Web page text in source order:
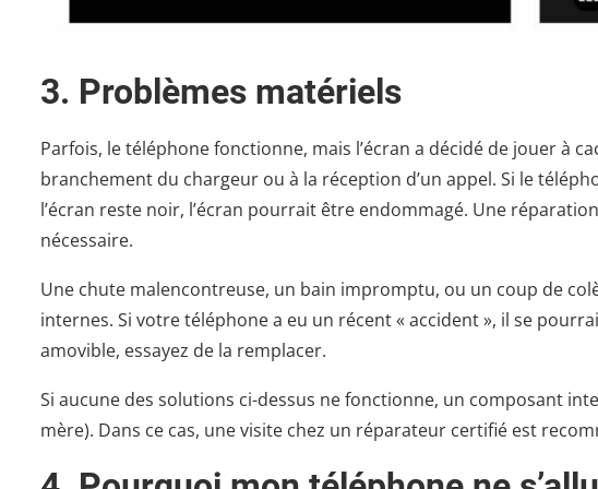
3. Problèmes matériels
Parfois, le téléphone fonctionne, mais l’écran a décidé de jouer à
branchement du chargeur ou à la réception d’un appel. Si le
l’écran reste noir, l’écran pourrait être endommagé. Une
nécessaire.
Une chute malencontreuse, un bain impromptu, ou un coup de
internes. Si votre téléphone a eu un récent « accident », il se
amovible, essayez de la remplacer.
Si aucune des solutions ci-dessus ne fonctionne, un composant
mère). Dans ce cas, une visite chez un réparateur certifié est